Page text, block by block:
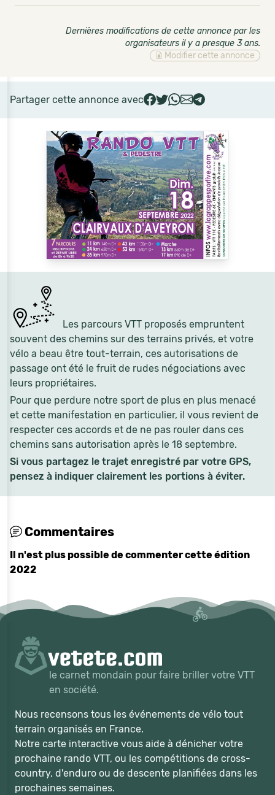
Les parcours VTT proposés empruntent
souvent des chemins sur des terrains privés, et votre
vélo a beau être tout-terrain, ces autorisations de
passage ont été le fruit de rudes négociations avec
leurs propriétaires.
Pour que perdure notre sport de plus en plus menacé
et cette manifestation en particulier, il vous revient de
respecter ces accords et de ne pas rouler dans ces
chemins sans autorisation après le 18 septembre.
Si vous partagez le trajet enregistré par votre GPS,
pensez à indiquer clairement les portions à éviter.
Dernières modifications de cette annonce par les
organisateurs il y a presque 3 ans.
Modifier cette annonce
Partager cette annonce avec
Commentaires
Il n'est plus possible de commenter cette édition
2022
le carnet mondain pour faire briller votre VTT
en société.
Nous recensons tous les événements de vélo tout
terrain organisés en France.
Notre carte interactive vous aide à dénicher votre
prochaine rando VTT, ou les compétitions de cross-
country, d'enduro ou de descente planifiées dans les
prochaines semaines.